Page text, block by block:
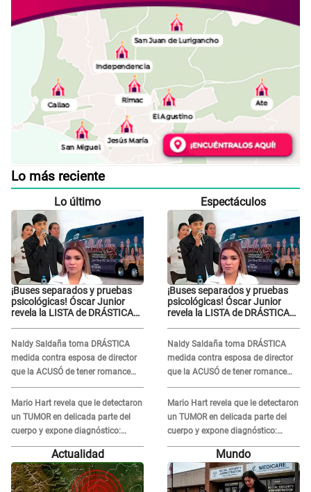
Lo más reciente
Lo último
¡Buses separados y pruebas
psicológicas! Óscar Junior
revela la LISTA de DRÁSTICAS
Naldy Saldaña
Naldy Saldaña toma DRÁSTICA
medida contra esposa de director
que la ACUSÓ de tener romance
con él: "Muy triste..."
Mario Hart revela que le detectaron
un TUMOR en delicada parte del
cuerpo y expone diagnóstico:
"Dolores muy fuertes..."
Espectáculos
¡Buses separados y pruebas
psicológicas! Óscar Junior
revela la LISTA de DRÁSTICAS
Naldy Saldaña
Naldy Saldaña toma DRÁSTICA
medida contra esposa de director
que la ACUSÓ de tener romance
con él: "Muy triste..."
Mario Hart revela que le detectaron
un TUMOR en delicada parte del
cuerpo y expone diagnóstico:
"Dolores muy fuertes..."
Actualidad Mundo